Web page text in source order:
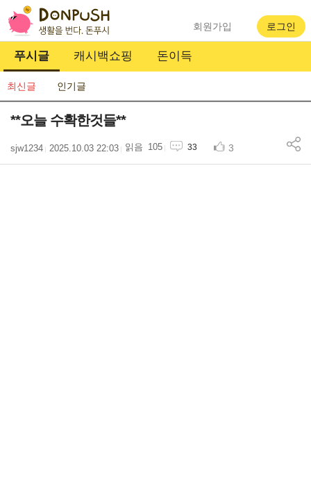
푸시글 캐시백쇼핑 돈이득
회원가입 로그인
최신글 인기글
**오늘 수확한것들**
sjw1234 2025.10.03 22:03 105 33 3